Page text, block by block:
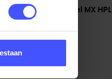
Bekijk product
Back to school stoel MX HPL
Wit
1 week
€ 77,50